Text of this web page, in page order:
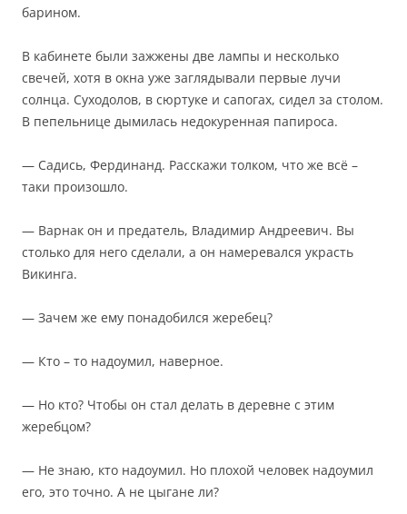
барином.
В кабинете были зажжены две лампы и несколько
свечей, хотя в окна уже заглядывали первые лучи
солнца. Суходолов, в сюртуке и сапогах, сидел за столом.
В пепельнице дымилась недокуренная папироса.
— Садись, Фердинанд. Расскажи толком, что же всё –
таки произошло.
— Варнак он и предатель, Владимир Андреевич. Вы
столько для него сделали, а он намеревался украсть
Викинга.
— Зачем же ему понадобился жеребец?
— Кто – то надоумил, наверное.
— Но кто? Чтобы он стал делать в деревне с этим
жеребцом?
— Не знаю, кто надоумил. Но плохой человек надоумил
его, это точно. А не цыгане ли?